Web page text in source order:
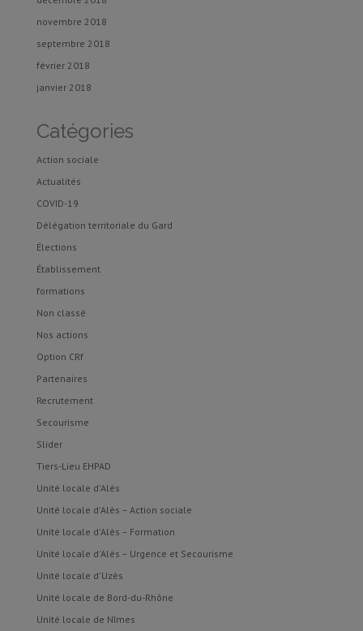
novembre 2018
septembre 2018
février 2018
janvier 2018
Catégories
Action sociale
Actualités
COVID-19
Délégation territoriale du Gard
Élections
Établissement
formations
Non classé
Nos actions
Option CRf
Partenaires
Recrutement
Secourisme
Slider
Tiers-Lieu EHPAD
Unité locale d'Alès
Unité locale d'Alès – Action sociale
Unité locale d'Alès – Formation
Unité locale d'Alès – Urgence et Secourisme
Unité locale d'Uzès
Unité locale de Bord-du-Rhône
Unité locale de Nîmes